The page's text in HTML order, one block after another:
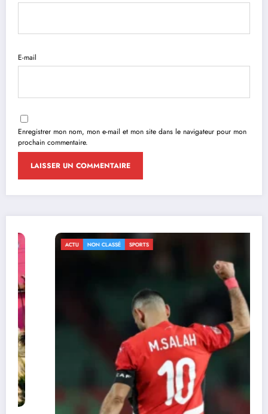
E-mail
Enregistrer mon nom, mon e-mail et mon site dans le navigateur pour mon
prochain commentaire.
NON CLASSÉ SPORTS